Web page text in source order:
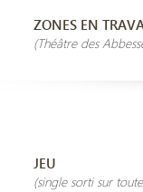
ZONES EN
(Théâtre des
JEU
(single sorti sur